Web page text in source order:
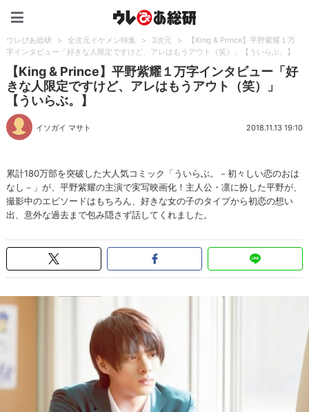
ウレぴあ総研 > 全次元イケメン特集 > 3次元 >
【King & Prince】平野紫耀１万
字インタビュー「好きな人限定ですけど、アレはもうアウト（笑）」【ういらぶ。】
【King & Prince】平野紫耀１万字インタビュー「好
きな人限定ですけど、アレはもうアウト（笑）」
【ういらぶ。】
イソガイ マサト 2018.11.13 19:10
累計180万部を突破した大人気コミック「ういらぶ。－初々しい恋のおは
なし－」が、平野紫耀の主演で実写映画化！主人公・凛に扮した平野が、
撮影中のエピソードはもちろん、好きな女の子のタイプから初恋の想い
出、意外な過去まで包み隠さず話してくれました。